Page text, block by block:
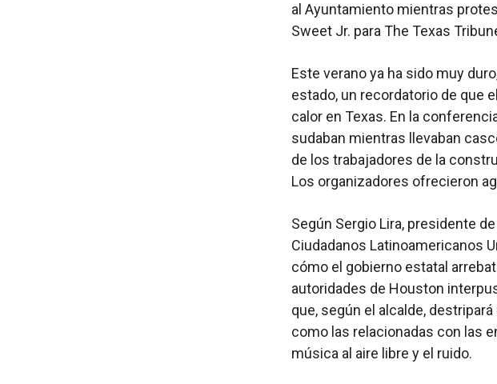
al Ayuntamiento mientras
Sweet Jr. para The Texas
Este verano ya ha sido muy
estado, un recordatorio de que
calor en Texas. En la
sudaban mientras llevaban
de los trabajadores de la
Los organizadores ofrecieron
Según Sergio Lira, presidente
Ciudadanos Latinoamericanos
cómo el gobierno estatal
autoridades de Houston
que, según el alcalde,
como las relacionadas con las
música al aire libre y el ruido.